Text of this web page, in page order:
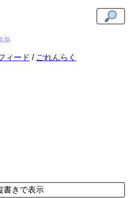
.
ィード ごれんらく